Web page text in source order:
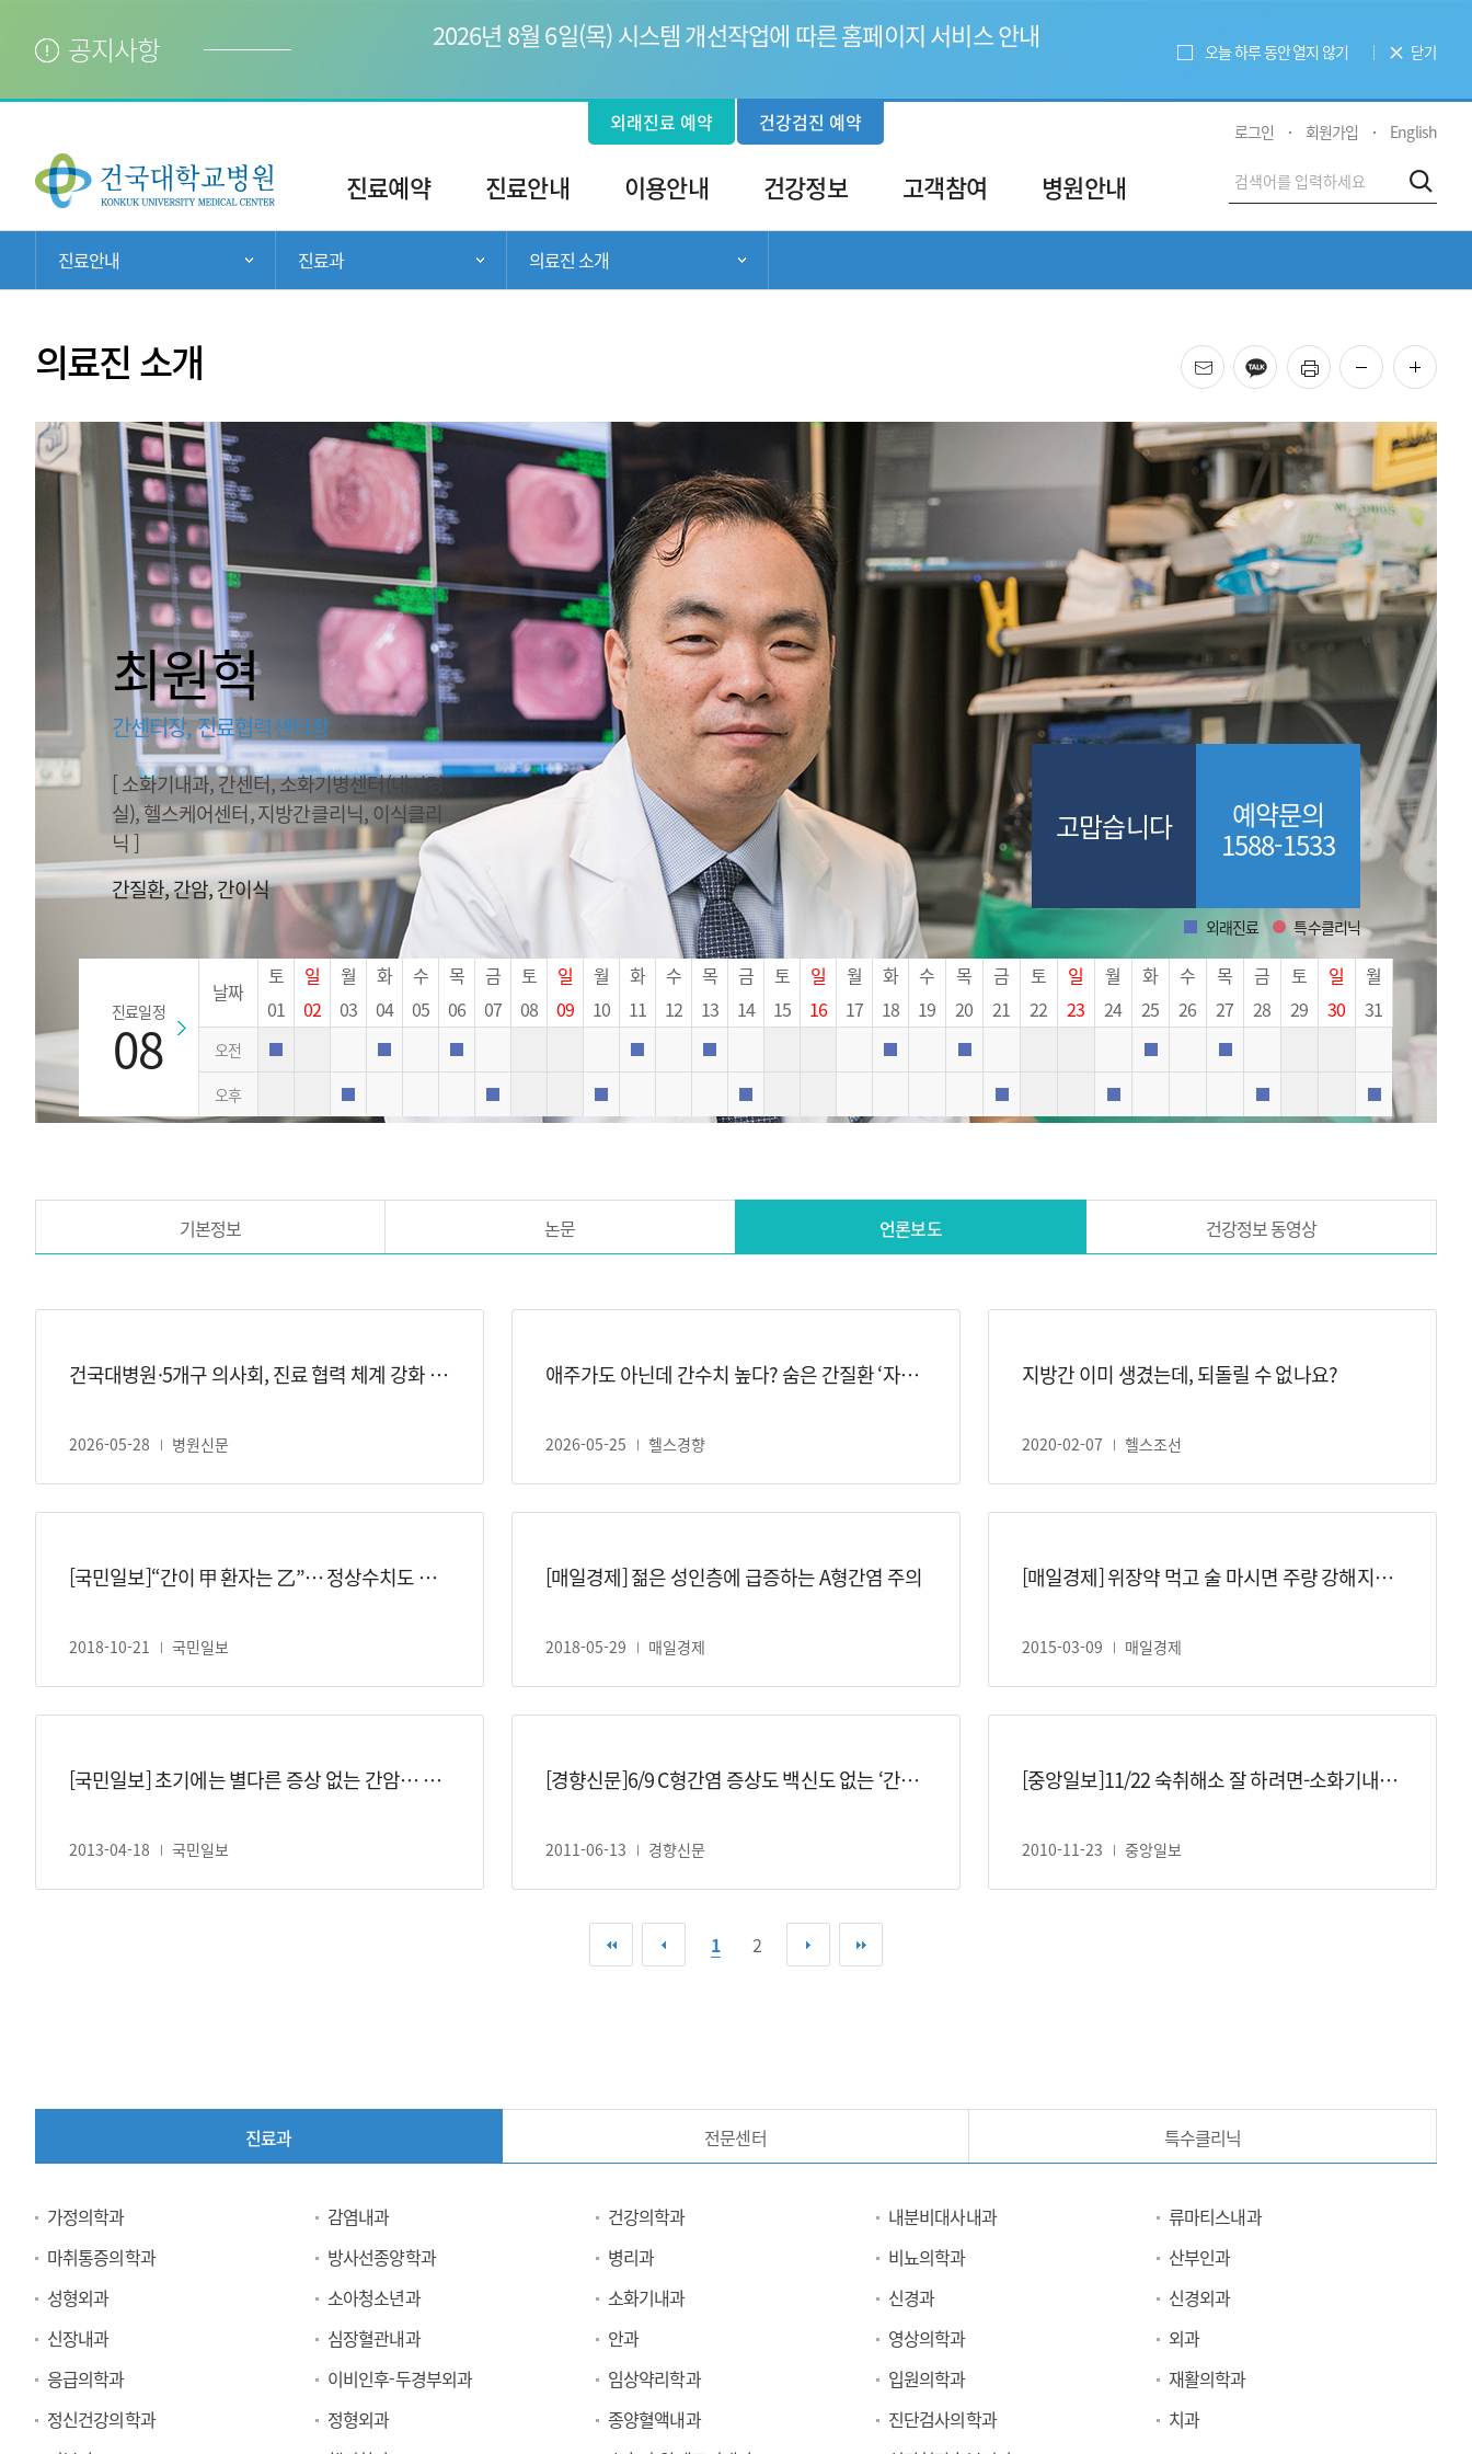
공지사항 2026년 8월 6일(목) 시스템 개선작업에 따른 홈페이지 서비스 안내 오늘 하루 동안 열지 않기 닫기
외래진료 예약 건강검진 예약 로그인 회원가입 English
진료예약 진료안내 이용안내 건강정보 고객참여 병원안내
전
체
검
위
진료안내 주 메뉴 목록 열기
진료과 서브 메뉴 목록 열기
의료진 소개
메일 카카오 프린트 화면 축소화면
의료진 소개
최원혁
간센터장, 진료협력센터장
[ 소화기내과, 간센터, 소화기병센터(내시경
실), 헬스케어센터, 지방간클리닉, 이식클리
닉 ]
간질환, 간암, 간이식
고맙습니다
예약문의
1588-1533
외래진료
외래진료
특수클리닉
특수클리닉
진료일정
08
료
일
정
(날
짜,
오
후)
날짜
토 일 월 화 수 목 금 토 일 월 화 수 목 금 토 일 월 화 수 목 금 토 일 월 화 수 목 금 토 일
월
01
02 03 04 05 06 07 08 09 10 11 12 13 14 15 16 17 18 19 20 21 22 23 24 25 26 27 28 29 30 31
오전
오후
외래진료
기본정보 논문 언론보도 건강정보 동영상
건국대병원·5개구 의사회, 진료 협력 체계 강화 맞손
2026-05-28 병원신문
애주가도 아닌데 간수치 높다? 숨은 간질환 ‘자가면역성 간염’ 아시나요
2026-05-25 헬스경향
지방간 이미 생겼는데, 되돌릴 수 없나요?
2020-02-07 헬스조선
[국민일보]“간이 甲 환자는 乙”… 정상수치도 암 안심 못해
2018-10-21 국민일보
[매일경제] 젊은 성인층에 급증하는 A형간염 주의
2018-05-29 매일경제
[매일경제] 위장약 먹고 술 마시면 주량 강해지나? 안주 먹으면 덜 취할까?…술에 관한 오해와 진실
2015-03-09 매일경제
[국민일보] 초기에는 별다른 증상 없는 간암… 예방법은?
2013-04-18 국민일보
[경향신문]6/9 C형간염 증상도 백신도 없는 ‘간의 복병’-최원혁교수
2011-06-13 경향신문
[중앙일보]11/22 숙취해소 잘 하려면-소화기내과 최원혁교수
2010-11-23 중앙일보
첫 페이지 이전 페이지
1 2 다음 페이지
진료과 전문센터 특수클리닉
진
과
가정의학과 감염내과 건강의학과 내분비대사내과
류마티스내과
마취통증의학과
방사선종양학과 병리과 비뇨의학과
산부인과
성형외과
소아청소년과 소화기내과 신경과
신경외과
신장내과
심장혈관내과 안과 영상의학과
외과
응급의학과
이비인후-두경부외과 임상약리학과 입원의학과
재활의학과
정신건강의학과
정형외과 종양혈액내과 진단검사의학과
치과